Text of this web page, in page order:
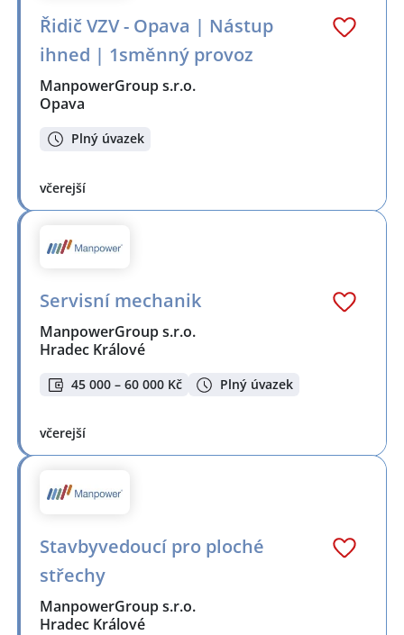
Řidič VZV - Opava | Nástup
ihned | 1směnný provoz
ManpowerGroup s.r.o.
Opava
Plný úvazek
včerejší
Servisní mechanik
ManpowerGroup s.r.o.
Hradec Králové
45 000 – 60 000 Kč Plný úvazek
včerejší
Stavbyvedoucí pro ploché
střechy
ManpowerGroup s.r.o.
Hradec Králové